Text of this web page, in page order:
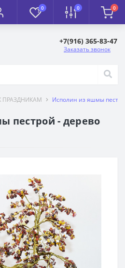
0 0 0
+7(916) 365-83-47
Заказать звонок
ПРАЗДНИКАМ Исполин из яшмы
пестрой - дерево